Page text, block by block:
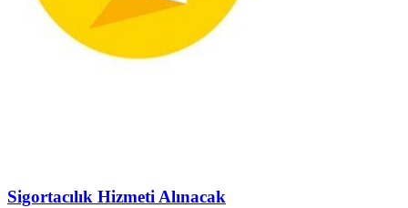
Sigortacılık Hizmeti Alınacak